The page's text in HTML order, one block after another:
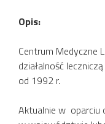
Opis:
Centrum Medyczne
działalność
od 1992 r.
Aktualnie w oparciu